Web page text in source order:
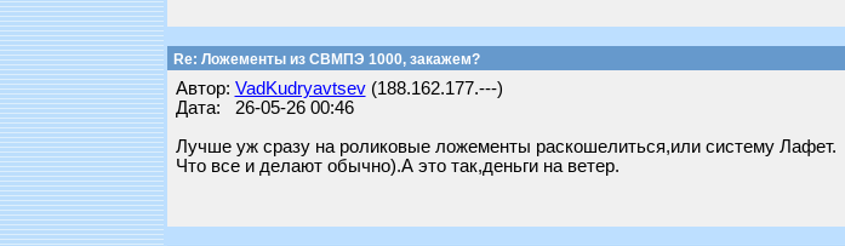
Re: Ложементы из СВМПЭ 1000, закажем?
Автор: VadKudryavtsev(188.162.177.---)
Дата: 26-05-26 00:46
Лучше уж сразу на роликовые ложементы раскошелиться,или систему Лафет.
Что все и делают обычно).А это так,деньги на ветер.